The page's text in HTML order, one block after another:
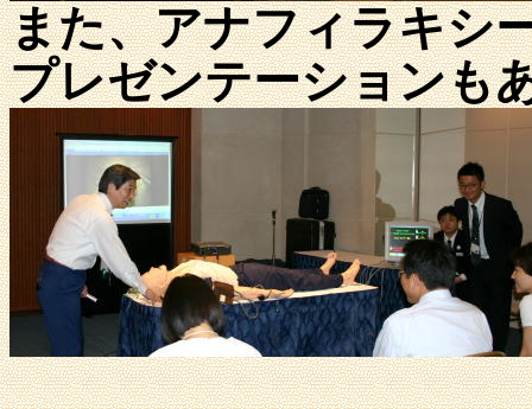
また、アナフィラキシ
プレゼンテーションも